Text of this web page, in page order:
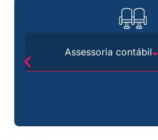
Assessoria contábil